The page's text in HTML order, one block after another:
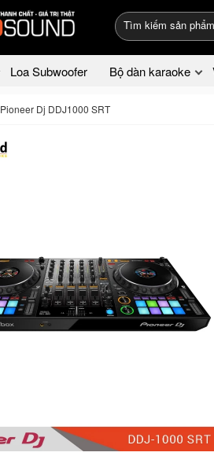
Loa Subwoofer Bộ dàn karaoke
Pioneer Dj DDJ1000 SRT